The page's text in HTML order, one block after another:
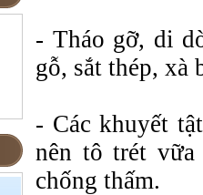
- Tháo gỡ, di
gỗ, sắt thép,
- Các khuyết
nên tô trét
chống thấm.